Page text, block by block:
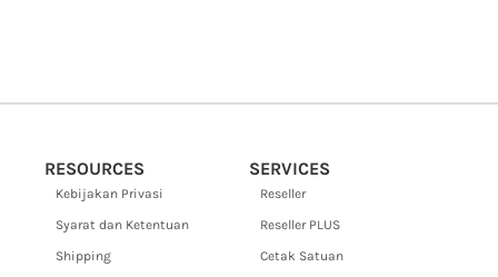
RESOURCES SERVICES
Kebijakan Privasi
Syarat dan Ketentuan
Shipping
Reseller
Reseller PLUS
Cetak Satuan